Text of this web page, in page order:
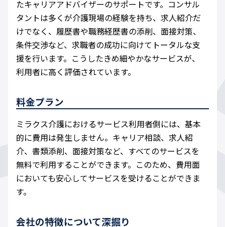
たキャリアアドバイザーのサポートです。コンサル
タントは多くが介護現場の経験を持ち、求人紹介だ
けでなく、履歴書や職務経歴書の添削、面接対策、
条件交渉など、求職者の成功に向けてトータルな支
援を行います。こうしたきめ細やかなサービスが、
利用者に高く評価されています。
料金プラン
ミラクス介護におけるサービス利用者側には、基本
的に費用は発生しません。キャリア相談、求人紹
介、書類添削、面接対策など、すべてのサービスを
無料で利用することができます。このため、費用面
においても安心してサービスを受けることができま
す。
会社の特徴について深掘り